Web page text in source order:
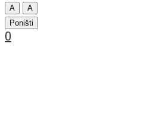
A
A
Poništi
0